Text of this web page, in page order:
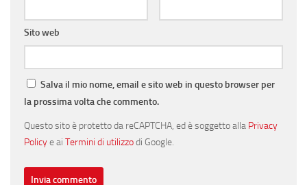
Sito web
Salva il mio nome, email e sito web in questo browser per
la prossima volta che commento.
Questo sito è protetto da reCAPTCHA, ed è soggetto alla Privacy
Policye ai Termini di utilizzodi Google.